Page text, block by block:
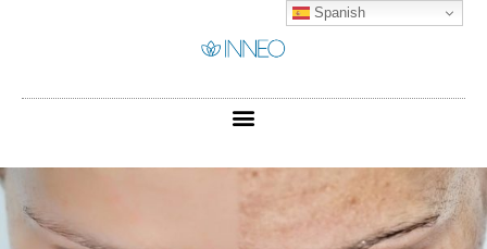
Spanish